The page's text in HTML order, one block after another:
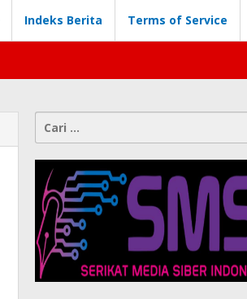
Indeks Berita Terms of Service
Cari
untuk: